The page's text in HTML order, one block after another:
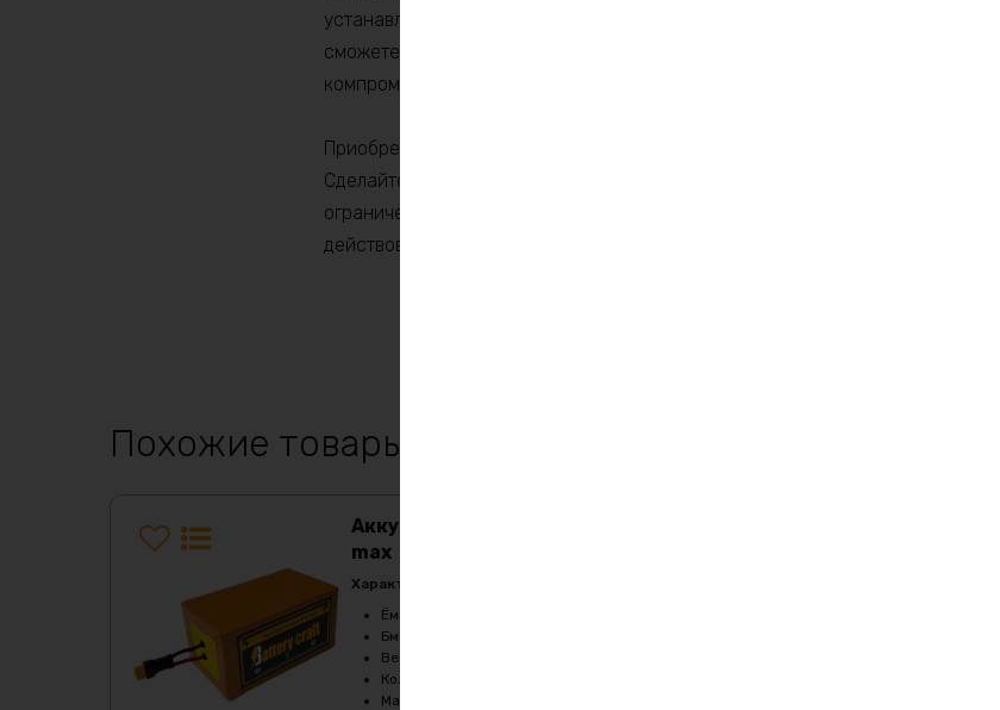
устанавливать его в ограниченных пространствах без ущерба для
сможете с легкостью модернизировать свою систему питания, не тратя
компромиссы.
Приобретите наш аккумулятор LiFePO4 36v320ah и почувствуйте разницу
Сделайте выбор в пользу передовых технологий и уверенности в каждом
ограниченной энергии помешать вашему прогрессу – выберите
действовать!
Похожие товары
Аккумулятор LiFePO4 36v20ah 2160w
max
Характеристики:
Ёмкость
Бмс плата -ток потребителя, A
Верхний порог напряжения, V
Кол-во циклов
Максимальный продолжительный ток заряда, A